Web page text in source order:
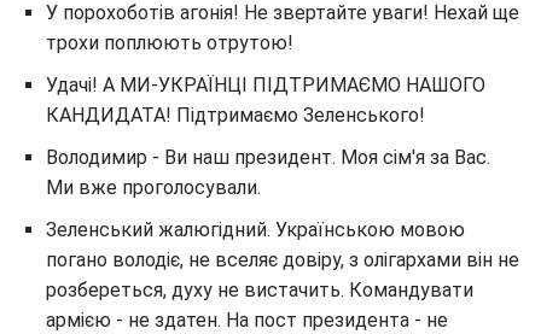
У порохоботів агонія! Не звертайте уваги! Нехай ще
трохи поплюють отрутою!
Удачі! А МИ-УКРАЇНЦІ ПІДТРИМАЄМО НАШОГО
КАНДИДАТА! Підтримаємо Зеленського!
Володимир - Ви наш президент. Моя сім'я за Вас.
Ми вже проголосували.
Зеленський жалюгідний. Українською мовою
погано володіє, не вселяє довіру, з олігархами він не
розбереться, духу не вистачить. Командувати
армією - не здатен. На пост президента - не